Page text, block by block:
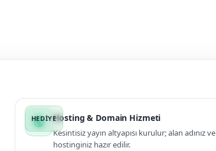
public Hosting & Domain Hizmeti
Kesintisiz yayın altyapısı kurulur; alan adınız ve
hostinginiz hazır edilir.